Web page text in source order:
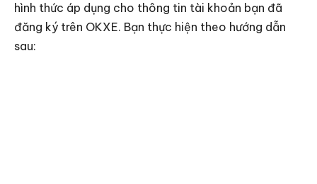
hình thức áp dụng cho thông tin tài khoản bạn đã
đăng ký trên OKXE. Bạn thực hiện theo hướng dẫn
sau: